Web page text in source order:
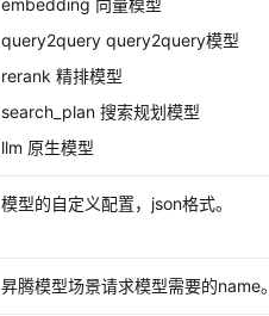
embedding 向量模型
query2query query2query模型
rerank 精排模型
search_plan 搜索规划模型
llm 原生模型
模型的自定义配置，json格式。
昇腾模型场景请求模型需要的name。